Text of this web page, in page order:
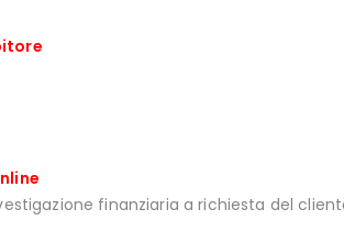
finanziaria a richiesta del